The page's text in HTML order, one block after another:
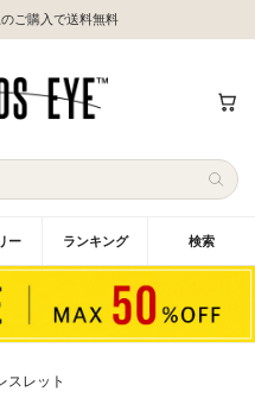
ご購入で送料無料
ー ランキング 検索
スレット